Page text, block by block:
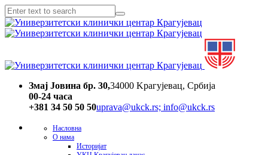
Змај Јовина бр. 30,34000 Kрагујевац, Србија
00-24 часa
+381 34 50 50 50uprava@ukck.rs; info@ukck.rs
Насловна
О нама
Историјат